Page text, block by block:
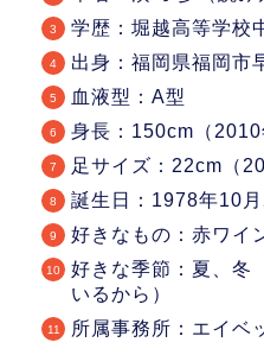
学歴：堀越高等学校
出身：福岡県福岡市
血液型：A型
身長：150cm（
足サイズ：22cm（
誕生日：1978年10月
好きなもの：赤ワイ
好きな季節：夏、冬
いるから）
所属事務所：エイベ